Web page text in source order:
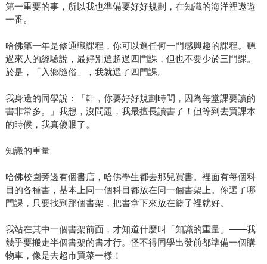
第一重要的事，所以我也準備要好好規劃，在知識的海洋裡遨遊
一番。
哈佛第一年是修通識課程，你可以選任何一門感興趣的課程。聽
過來人的經驗說，最好別選超過四門課，但也不要少於三門課。
於是，「入鄉隨俗」，我就選了四門課。
我身邊的同學說：「軒，你要好好規劃時間，因為每堂課要讀的
書非常多。」我想，沒問題，我最擅長讀書了！但等到去買課本
的時候，我真傻眼了。
知識的重量
哈佛校園旁邊有個書店，哈佛學生都去那兒買書。裡面有每個科
目的各種書，基本上同一個科目都放在同一個書架上。你選了哪
門課，只要找到那個書架，把書拿下來放在籃子裡就好。
我站在其中一個書架前面，才知道什麼叫「知識的重量」——我
幾乎要搬走半個書架的書才行。怪不得同學出發前都準備一個購
物車，像是去超市買菜一樣！